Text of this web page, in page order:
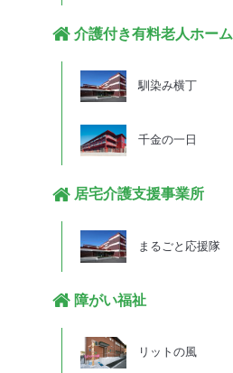
介護付き有料老人ホーム
馴染み横丁
千金の一日
居宅介護支援事業所
まるごと応援隊
障がい福祉
リットの風